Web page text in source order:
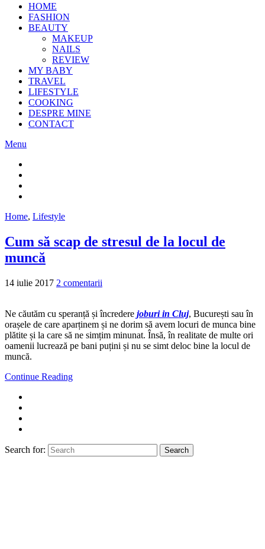
HOME
FASHION
BEAUTY
MAKEUP
NAILS
REVIEW
MY BABY
TRAVEL
LIFESTYLE
COOKING
DESPRE MINE
CONTACT
Menu
Home, Lifestyle
Cum să scap de stresul de la locul de
muncă
14 iulie 2017 2 comentarii
Ne căutăm cu speranță și încredere joburi in Cluj, București sau în
orașele de care aparținem și ne dorim să avem locuri de munca bine
plătite și la care să ne simțim minunat. Însă, în realitate de multe ori
oamenii lucrează pe bani puțini și nu se simt deloc bine la locul de
muncă.
Continue Reading
Search for: Search